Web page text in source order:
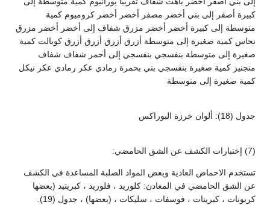
كبيرة أصفر إلى بني أخضر مصفر أخضر أخضر كروميوم كمية
متوسطة إلى كبيرة أخضر أخضر مزرق شفاف إلى أخضر أخضر مزرق
نحاس كمية صغيرة إلى متوسطة أزرق أزرق أزرق أزرق كوبالت كمية
صغيرة إلى متوسطة بنفسجي بنفسجي إلى أحمر شفاف شفاف
منجنيز كمية صغيرة بنفسجي بني بحمرة رمادي عكر رمادي عكر نيكل
كمية صغيرة إلى متوسطة
جدول (18): ألوان خرزة البوراكس
(7) إختبارات الكشف عن الشق الحامضي:
تستخدم الاحماض العادية وبعض المواد الصلبة المساعدة في الكشف
عن الشق الحامضي في المعادن: كلوريد ، فلوريد ، كبريتيد (بعضها
كربونات ، كبريتات ، فوسفات ، سليكات ، (بعضها) ، جدول (19).